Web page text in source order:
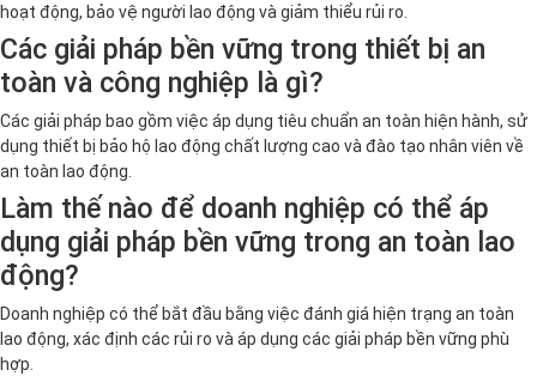
hoạt động, bảo vệ người lao động và giảm thiểu rủi ro.
Các giải pháp bền vững trong thiết bị an
toàn và công nghiệp là gì?
Các giải pháp bao gồm việc áp dụng tiêu chuẩn an toàn hiện hành, sử
dụng thiết bị bảo hộ lao động chất lượng cao và đào tạo nhân viên về
an toàn lao động.
Làm thế nào để doanh nghiệp có thể áp
dụng giải pháp bền vững trong an toàn lao
động?
Doanh nghiệp có thể bắt đầu bằng việc đánh giá hiện trạng an toàn
lao động, xác định các rủi ro và áp dụng các giải pháp bền vững phù
hợp.